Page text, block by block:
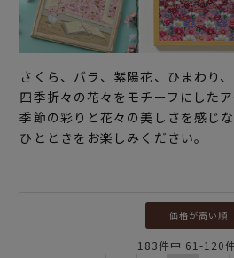
さくら、バラ、紫陽花、ひまわり、
四季折々の花々をモチーフにしたア
季節の彩りと花々の美しさを感じ
ひとときをお楽しみください。
価格が高い順
183件中 61 -120